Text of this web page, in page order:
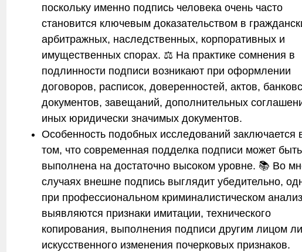
поскольку именно подпись человека очень часто
становится ключевым доказательством в
арбитражных, наследственных, корпоративных и
имущественных спорах. ⚖️ На практике сомнения в
подлинности подписи возникают при оформлении
договоров, расписок, доверенностей, актов,
документов, завещаний, дополнительных
иных юридически значимых документов.
Особенность подобных исследований заключается
том, что современная подделка подписи может быть
выполнена на достаточно высоком уровне. 📚 Во
случаях внешне подпись выглядит убедительно,
при профессиональном криминалистическом
выявляются признаки имитации, технического
копирования, выполнения подписи другим лицом
искусственного изменения почерковых признаков.